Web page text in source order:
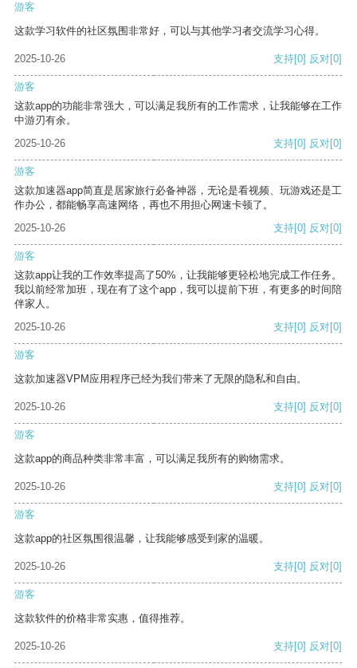
游客
这款学习软件的社区氛围非常好，可以与其他学习者交流学习心得。
2025-10-26 支持[0] 反对[0]
游客
这款app的功能非常强大，可以满足我所有的工作需求，让我能够在工作
中游刃有余。
2025-10-26
支持[0] 反对[0]
游客
这款加速器app简直是居家旅行必备神器，无论是看视频、玩游戏还是工
作办公，都能畅享高速网络，再也不用担心网速卡顿了。
2025-10-26
支持[0] 反对[0]
游客
这款app让我的工作效率提高了50%，让我能够更轻松地完成工作任务。
我以前经常加班，现在有了这个app，我可以提前下班，有更多的时间陪
伴家人。
2025-10-26
支持[0] 反对[0]
游客
这款加速器VPM应用程序已经为我们带来了无限的隐私和自由。
2025-10-26 支持[0] 反对[0]
游客
这款app的商品种类非常丰富，可以满足我所有的购物需求。
2025-10-26 支持[0] 反对[0]
游客
这款app的社区氛围很温馨，让我能够感受到家的温暖。
2025-10-26 支持[0] 反对[0]
游客
这款软件的价格非常实惠，值得推荐。
2025-10-26 支持[0] 反对[0]